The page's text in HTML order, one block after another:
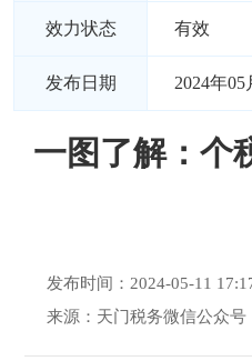
效力状态 有效
发布日期 2024年05
一图了解：个
发布时间：2024-05-11
来源：天门税务微信公众号